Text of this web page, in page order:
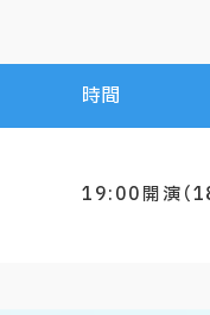
時間
19:00開演（